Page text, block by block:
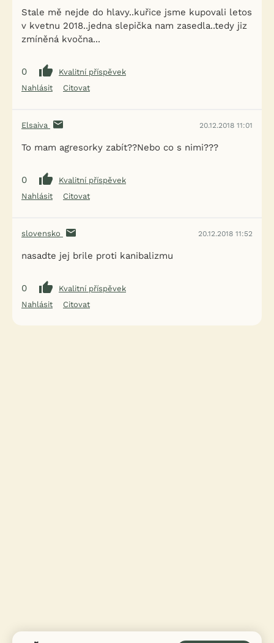
Stale mě nejde do hlavy..kuřice jsme kupovali letos
v kvetnu 2018..jedna slepička nam zasedla..tedy jiz
zmíněná kvočna...
0
Kvalitní příspěvek
Nahlásit
Citovat
Elsaiva 20.12.2018 11:01
To mam agresorky zabít??Nebo co s nimi???
0
Kvalitní příspěvek
Nahlásit
Citovat
slovensko 20.12.2018 11:52
nasadte jej brile proti kanibalizmu
0
Kvalitní příspěvek
Nahlásit
Citovat